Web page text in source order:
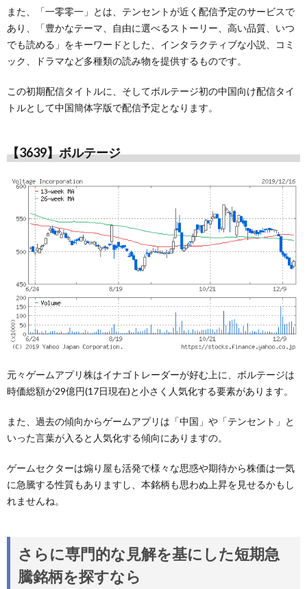
また、「一零零一」とは、テンセントが近く配信予定のサービスで
あり、「豊かなテーマ、自由に選べるストーリー、高い品質、いつ
でも読める」をキーワードとした、インタラクティブな小説、コミ
ック、ドラマなど多種類の読み物を提供するものです。
この初期配信タイトルに、そしてボルテージ初の中国向け配信タイ
トルとして中国簡体字版で配信予定となります。
【3639】ボルテージ
元々ゲームアプリ株はイナゴトレーダーが好む上に、ボルテージは
時価総額が29億円(17日現在)と小さく人気化する要素があります。
また、過去の傾向からゲームアプリは「中国」や「テンセント」と
いった言葉が入ると人気化する傾向にありますの。
ゲームセクターは煽り屋も活発で様々な思惑や期待から株価は一気
に急騰する性質もありますし、本銘柄も思わぬ上昇を見せるかもし
れませんね。
さらに専門的な見解を基にした短期急
騰銘柄を探すなら